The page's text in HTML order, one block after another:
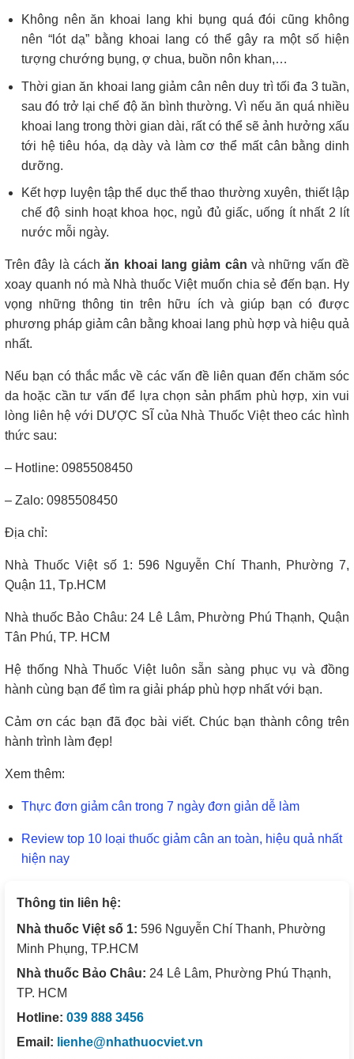
Không nên ăn khoai lang khi bụng quá đói cũng không
nên “lót dạ” bằng khoai lang có thể gây ra một số hiện
tượng chướng bụng, ợ chua, buồn nôn khan,…
Thời gian ăn khoai lang giảm cân nên duy trì tối đa 3 tuần,
sau đó trở lại chế độ ăn bình thường. Vì nếu ăn quá nhiều
khoai lang trong thời gian dài, rất có thể sẽ ảnh hưởng xấu
tới hệ tiêu hóa, dạ dày và làm cơ thể mất cân bằng dinh
dưỡng.
Kết hợp luyện tập thể dục thể thao thường xuyên, thiết lập
chế độ sinh hoạt khoa học, ngủ đủ giấc, uống ít nhất 2 lít
nước mỗi ngày.
Trên đây là cáchăn khoai lang giảm cân và những vấn đề
xoay quanh nó mà Nhà thuốc Việt muốn chia sẻ đến bạn. Hy
vọng những thông tin trên hữu ích và giúp bạn có được
phương pháp giảm cân bằng khoai lang phù hợp và hiệu quả
nhất.
Nếu bạn có thắc mắc về các vấn đề liên quan đến chăm sóc
da hoặc cần tư vấn để lựa chọn sản phẩm phù hợp, xin vui
lòng liên hệ với DƯỢC SĨ của Nhà Thuốc Việt theo các hình
thức sau:
– Hotline: 0985508450
– Zalo: 0985508450
Địa chỉ:
Nhà Thuốc Việt số 1: 596 Nguyễn Chí Thanh, Phường 7,
Quận 11, Tp.HCM
Nhà thuốc Bảo Châu: 24 Lê Lâm, Phường Phú Thạnh, Quận
Tân Phú, TP. HCM
Hệ thống Nhà Thuốc Việt luôn sẵn sàng phục vụ và đồng
hành cùng bạn để tìm ra giải pháp phù hợp nhất với bạn.
Cảm ơn các bạn đã đọc bài viết. Chúc bạn thành công trên
hành trình làm đẹp!
Xem thêm:
Thực đơn giảm cân trong 7 ngày đơn giản dễ làm
Review top 10 loại thuốc giảm cân an toàn, hiệu quả nhất
hiện nay
Thông tin liên hệ:
Nhà thuốc Việt số 1: 596 Nguyễn Chí Thanh, Phường
Minh Phụng, TP.HCM
Nhà thuốc Bảo Châu: 24 Lê Lâm, Phường Phú Thạnh,
TP. HCM
Hotline: 039 888 3456
Email: lienhe@nhathuocviet.vn